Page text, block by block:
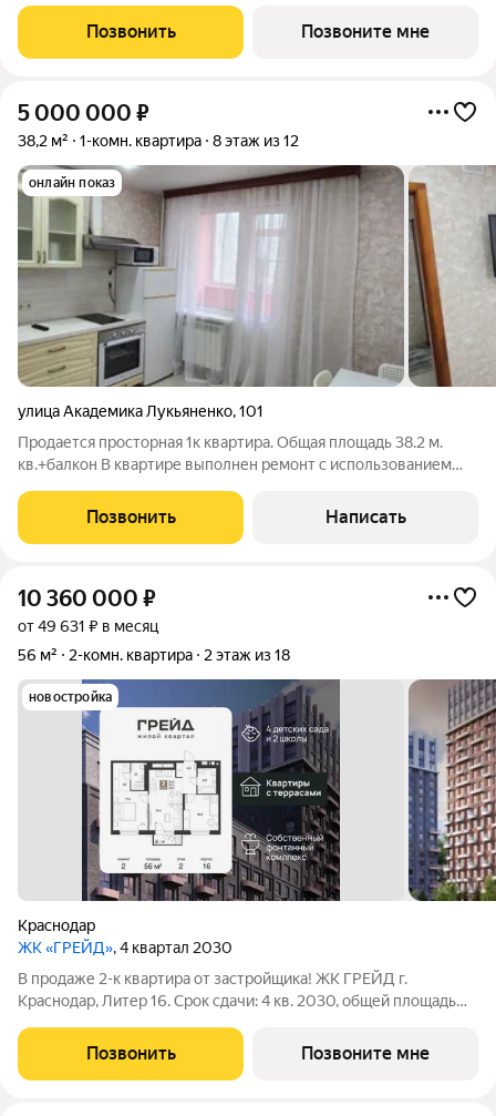
краснодарской архитектуре с таким
Позвонить Позвоните мне
5 000 000 ₽
38,2 м² 1-комн. квартира 8 этаж из 12
онлайн показ
улица Академика Лукьяненко,101
Продается просторная 1к квартира. Общая площадь 38.2 м.
кв.+балкон В квартире выполнен ремонт с использованием
Удобная и практичная в использовании кухня, со столовой
зоной. В прихожей большой,
Позвонить Написать
10 360 000 ₽
от 49 631 ₽ в месяц
56 м²
2-комн. квартира 2 этаж из 18
новостройка
Краснодар
ЖК «ГРЕЙД», 4 квартал 2030
В продаже 2-к квартира от застройщика! ЖК ГРЕЙД г.
Краснодар, Литер 16. Срок сдачи: 4 кв. 2030, общей площадью
Никогда неоклассика не была представлена в краснодарской
архитектуре с таким
Позвонить Позвоните мне